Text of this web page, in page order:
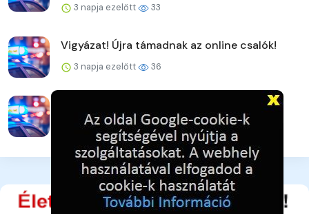
3 napja ezelőtt 33
Vigyázat! Újra támadnak az online csalók!
3 napja ezelőtt 36
3 napja ezelőtt 34